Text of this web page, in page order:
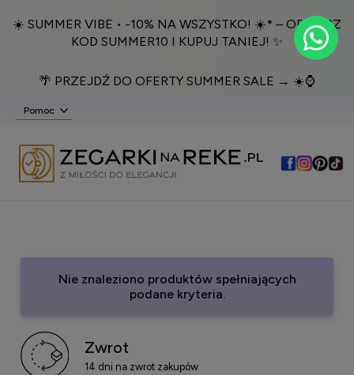
☀️ SUMMER VIBE • -10% NA WSZYSTKO! ☀️* – ODBIERZ
KOD SUMMER10 I KUPUJ TANIEJ! ✨
🌴 PRZEJDŹ DO OFERTY SUMMER SALE → ☀️⌚️
Pomoc
Nie znaleziono produktów spełniających
podane kryteria.
Zwrot
14 dni na zwrot zakupów